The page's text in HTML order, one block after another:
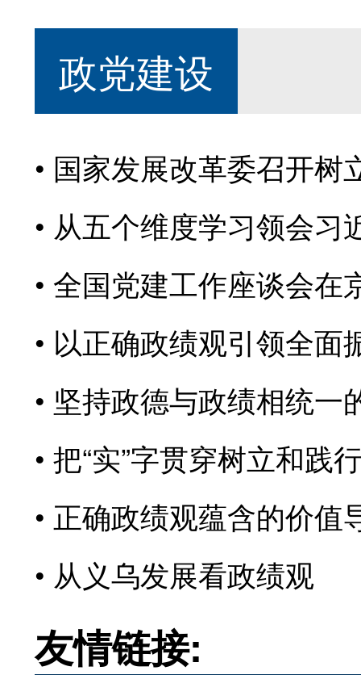
政党建设
国家发展改革委召开树
从五个维度学习领会习
全国党建工作座谈会在
以正确政绩观引领全面
坚持政德与政绩相统一
把“实”字贯穿树立和践
正确政绩观蕴含的价值
从义乌发展看政绩观
友情链接: